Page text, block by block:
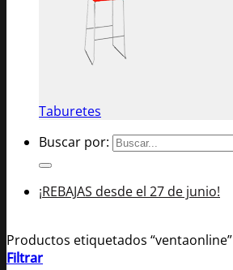
Taburetes
Buscar por:
¡REBAJAS desde el 27 de junio!
Productos etiquetados “ventaonline”
Filtrar